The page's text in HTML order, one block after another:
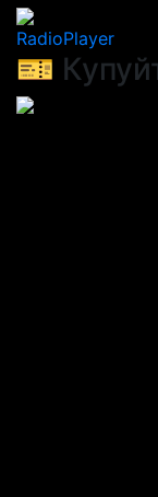
RadioPlayer
🎫